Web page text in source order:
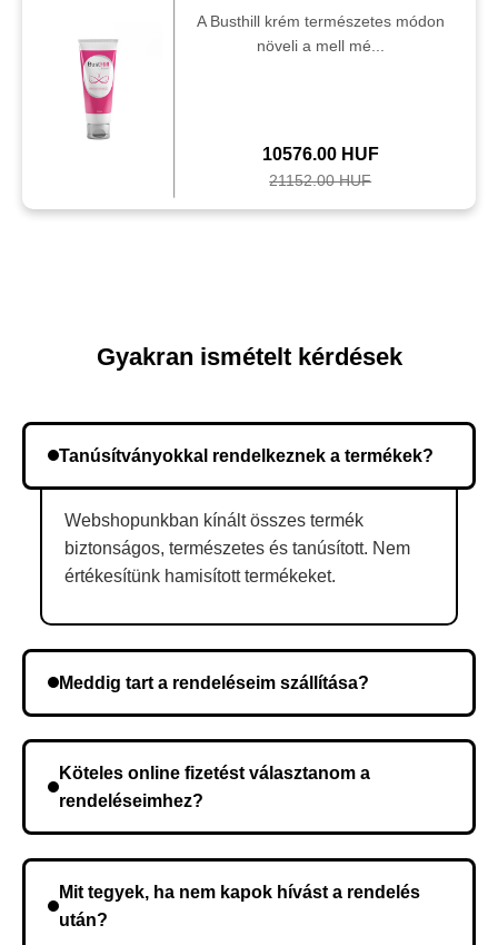
A Busthill krém természetes módon
növeli a mell mé...
10576.00 HUF
21152.00 HUF
Gyakran ismételt kérdések
Tanúsítványokkal rendelkeznek a termékek?
Webshopunkban kínált összes termék
biztonságos, természetes és tanúsított. Nem
értékesítünk hamisított termékeket.
Meddig tart a rendeléseim szállítása?
kerül, és ez az időtartam függ a szállítási címtől.
Köteles online fizetést választanom a
rendeléseimhez?
Mit tegyek, ha nem kapok hívást a rendelés
után?